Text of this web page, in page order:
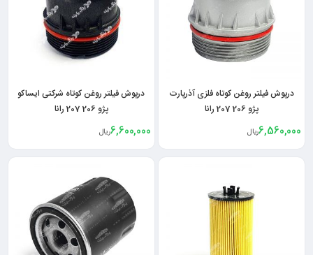
درپوش فیلتر روغن کوتاه فلزی آذرپارت
پژو 206 207 رانا
6,560,000ریال
درپوش فیلتر روغن کوتاه شرکتی ایساکو
پژو 206 207 رانا
6,600,000ریال